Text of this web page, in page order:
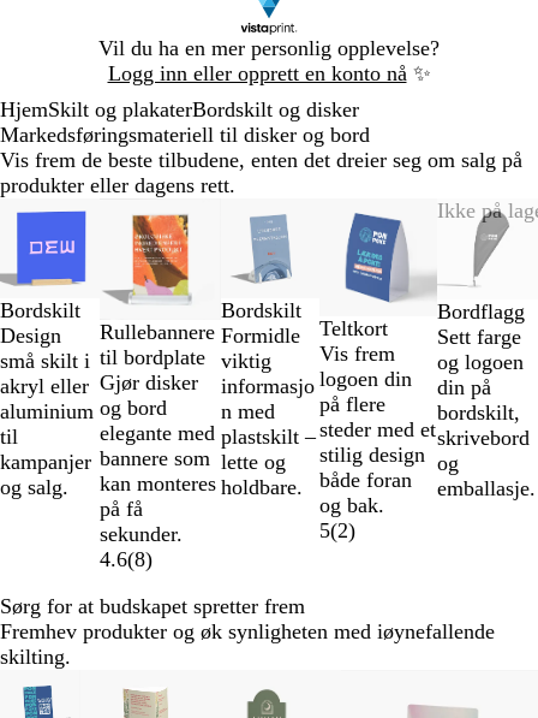
Vil du ha en mer personlig opplevelse?
Logg inn eller opprett en konto nå ✨
1
HjemSkilt og plakaterBordskilt og disker
Markedsføringsmateriell til disker og bord
Vis frem de beste tilbudene, enten det dreier seg om salg på
produkter eller dagens rett.
Bordskilt
Design
små skilt i
akryl eller
aluminium
til
kampanjer
og salg.
Rullebannere
til bordplate
Gjør disker
og bord
elegante med
bannere som
kan monteres
på få
sekunder.
4.6(8)
Bordskilt
Formidle
viktig
informasjo
n med
plastskilt –
lette og
holdbare.
Teltkort
Vis frem
logoen din
på flere
steder med et
stilig design
både foran
og bak.
5(2)
Ikke på
Bordflagg
Sett farge
og logoen
din på
bordskilt,
skrivebord
og
emballasje.
Lysbilder
2
av
5
Sørg for at budskapet spretter frem
Fremhev produkter og øk synligheten med iøynefallende
skilting.
Lysbilder